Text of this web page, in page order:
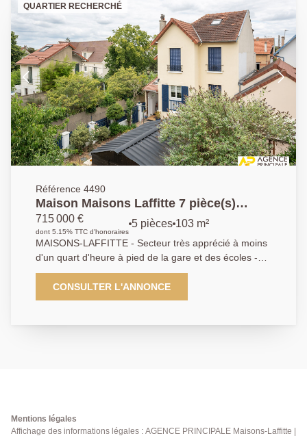
QUARTIER RECHERCHÉ
Référence 4490
Maison Maisons Laffitte 7 pièce(s)
103.72
715 000 €
dont 5.15% TTC d'honoraires
5 pièces 103 m²
MAISONS-LAFFITTE - Secteur très apprécié à moins
d'un quart d'heure à pied de la gare et des écoles -
Maison édifiée sur un très beau jardin au calme dans
une impasse et offrant spacieux séjour - salle à
manger avec cuisine ouverte - 3 chambres dont une
CONSULTER L'ANNONCE
Mentions légales
Affichage des informations légales : AGENCE PRINCIPALE Maisons-Laffitte |